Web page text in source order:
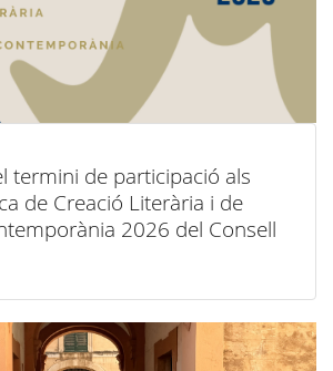
termini de participació als
de Creació Literària i de
2026 del Consell